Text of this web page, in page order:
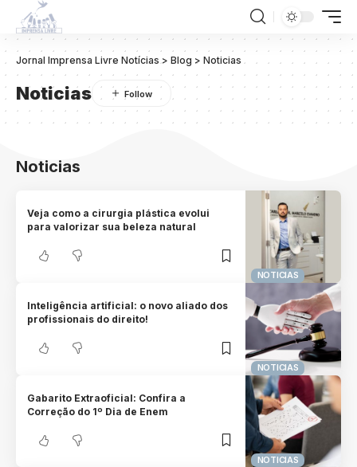
Jornal Imprensa Livre Notícias> Blog > Noticias
Noticias
Noticias
NOTICIAS
Veja como a cirurgia plástica evolui
para valorizar sua beleza natural
NOTICIAS
Inteligência artificial: o novo aliado dos
profissionais do direito!
NOTICIAS
Gabarito Extraoficial: Confira a
Correção do 1º Dia de Enem